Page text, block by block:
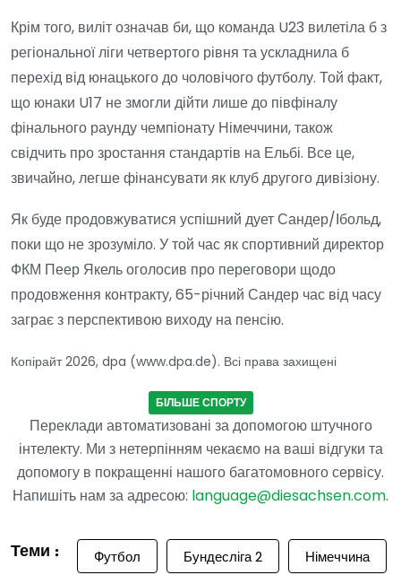
Крім того, виліт означав би, що команда U23 вилетіла б з
регіональної ліги четвертого рівня та ускладнила б
перехід від юнацького до чоловічого футболу. Той факт,
що юнаки U17 не змогли дійти лише до півфіналу
фінального раунду чемпіонату Німеччини, також
свідчить про зростання стандартів на Ельбі. Все це,
звичайно, легше фінансувати як клуб другого дивізіону.
Як буде продовжуватися успішний дует Сандер/Ібольд,
поки що не зрозуміло. У той час як спортивний директор
ФКМ Пеер Якель оголосив про переговори щодо
продовження контракту, 65-річний Сандер час від часу
заграє з перспективою виходу на пенсію.
Копірайт 2026, dpa (www.dpa.de). Всі права захищені
БІЛЬШЕ СПОРТУ
Переклади автоматизовані за допомогою штучного
інтелекту. Ми з нетерпінням чекаємо на ваші відгуки та
допомогу в покращенні нашого багатомовного сервісу.
Напишіть нам за адресою: language@diesachsen.com.
Теми : Футбол Бундесліга 2 Німеччина